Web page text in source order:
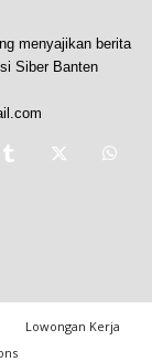
menyajikan berita
Siber Banten
Lowongan Kerja